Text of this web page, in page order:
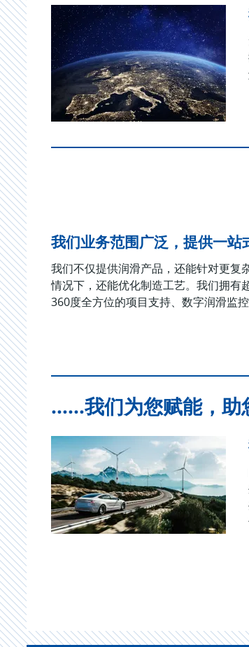
我们业务范围广泛，提供一站
我们不仅提供润滑产品，还能针对更复
情况下，还能优化制造工艺。我们拥有
360度全方位的项目支持、数字润滑监
……我们为您赋能，助